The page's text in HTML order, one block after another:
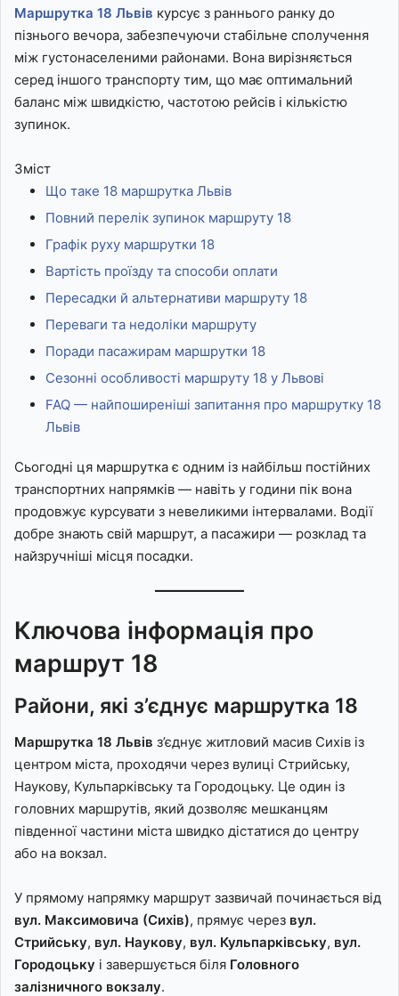
Маршрутка 18 Львів курсує з раннього ранку до
пізнього вечора, забезпечуючи стабільне сполучення
між густонаселеними районами. Вона вирізняється
серед іншого транспорту тим, що має оптимальний
баланс між швидкістю, частотою рейсів і кількістю
зупинок.
Зміст
Що таке 18 маршрутка Львів
Повний перелік зупинок маршруту 18
Графік руху маршрутки 18
Вартість проїзду та способи оплати
Пересадки й альтернативи маршруту 18
Переваги та недоліки маршруту
Поради пасажирам маршрутки 18
Сезонні особливості маршруту 18 у Львові
FAQ — найпоширеніші запитання про маршрутку 18
Львів
Сьогодні ця маршрутка є одним із найбільш постійних
транспортних напрямків — навіть у години пік вона
продовжує курсувати з невеликими інтервалами. Водії
добре знають свій маршрут, а пасажири — розклад та
найзручніші місця посадки.
Ключова інформація про
маршрут 18
Райони, які з’єднує маршрутка 18
Маршрутка 18 Львів з’єднує житловий масив Сихів із
центром міста, проходячи через вулиці Стрийську,
Наукову, Кульпарківську та Городоцьку. Це один із
головних маршрутів, який дозволяє мешканцям
південної частини міста швидко дістатися до центру
або на вокзал.
У прямому напрямку маршрут зазвичай починається від
вул. Максимовича (Сихів), прямує через вул.
Стрийську, вул. Наукову, вул. Кульпарківську, вул.
Городоцьку і завершується біля Головного
залізничного вокзалу.